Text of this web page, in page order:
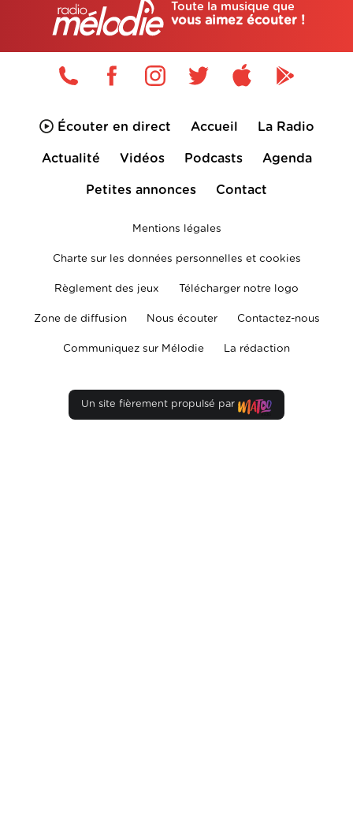
Toute la musique que
vous aimez écouter !
Écouter en direct Accueil La Radio
Actualité Vidéos Podcasts Agenda
Petites annonces Contact
Mentions légales
Charte sur les données personnelles et cookies
Règlement des jeux Télécharger notre logo
Zone de diffusion Nous écouter Contactez-nous
Communiquez sur Mélodie La rédaction
Un site fièrement propulsé par